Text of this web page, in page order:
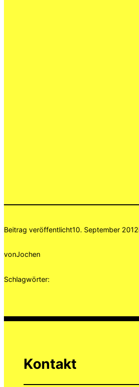
Beitrag veröffentlicht10. September 2012
vonJochen
Schlagwörter:
Kontakt